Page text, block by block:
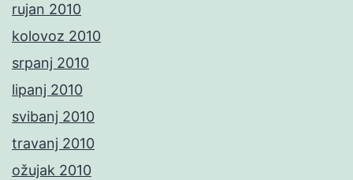
rujan 2010
kolovoz 2010
srpanj 2010
lipanj 2010
svibanj 2010
travanj 2010
ožujak 2010